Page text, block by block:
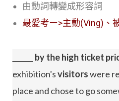
由動詞轉變成形容詞
最愛考ー>主動(Ving)、
______ by the high ticket
exhibition'svisitorswere
place and chose to go